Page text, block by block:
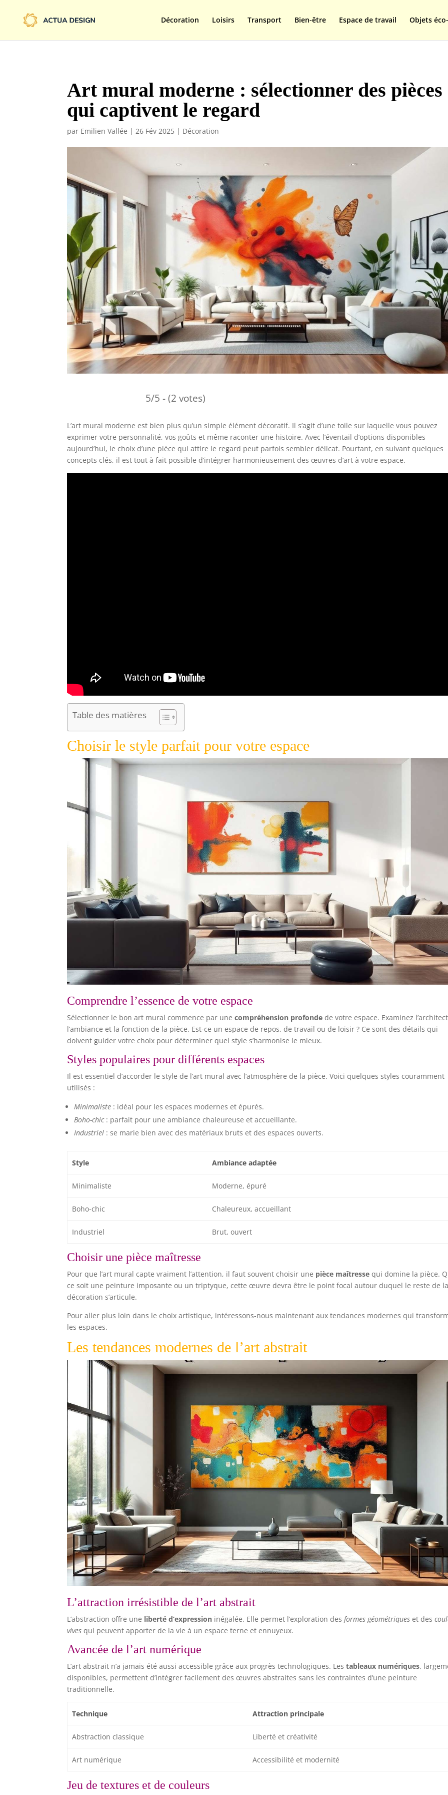
Décoration
Loisirs Transport Bien-être Espace de travail Objets
Art mural moderne : sélectionner des pièces
qui captivent le regard
par Emilien Vallée |26 Fév 2025 | Décoration
5/5 - (2 votes)
L’art mural moderne est bien plus qu’un simple élément décoratif. Il s’agit d’une toile sur laquelle vous pouvez
exprimer votre personnalité, vos goûts et même raconter une histoire. Avec l’éventail d’options disponibles
aujourd’hui, le choix d’une pièce qui attire le regard peut parfois sembler délicat. Pourtant, en suivant quelques
concepts clés, il est tout à fait possible d’intégrer harmonieusement des œuvres d’art à votre espace.
Table des matières
Choisir le style parfait pour votre espace
Comprendre l’essence de votre espace
Sélectionner le bon art mural commence par unecompréhension profonde de votre espace. Examinez
l’ambiance et la fonction de la pièce. Est-ce un espace de repos, de travail ou de loisir ? Ce sont des détails qui
doivent guider votre choix pour déterminer quel style s’harmonise le mieux.
Styles populaires pour différents espaces
Il est essentiel d’accorder le style de l’art mural avec l’atmosphère de la pièce. Voici quelques styles couramment
utilisés :
Minimaliste : idéal pour les espaces modernes et épurés.
Boho-chic: parfait pour une ambiance chaleureuse et accueillante.
Industriel : se marie bien avec des matériaux bruts et des espaces ouverts.
Style Ambiance adaptée
Minimaliste Moderne, épuré
Boho-chic Chaleureux, accueillant
Industriel Brut, ouvert
Choisir une pièce maîtresse
Pour que l’art mural capte vraiment l’attention, il faut souvent choisir une pièce maîtresse qui domine la pièce.
ce soit une peinture imposante ou un triptyque, cette œuvre devra être le point focal autour duquel le reste de la
décoration s’articule.
Pour aller plus loin dans le choix artistique, intéressons-nous maintenant aux tendances modernes qui
les espaces.
Les tendances modernes de l’art abstrait
L’attraction irrésistible de l’art abstrait
L’abstraction offre une liberté d’expression inégalée. Elle permet l’exploration desformes géométriques et des
vives qui peuvent apporter de la vie à un espace terne et ennuyeux.
Avancée de l’art numérique
L’art abstrait n’a jamais été aussi accessible grâce aux progrès technologiques. Lestableaux numériques,
disponibles, permettent d’intégrer facilement des œuvres abstraites sans les contraintes d’une peinture
traditionnelle.
Technique Attraction principale
Abstraction classique Liberté et créativité
Art numérique Accessibilité et modernité
Jeu de textures et de couleurs